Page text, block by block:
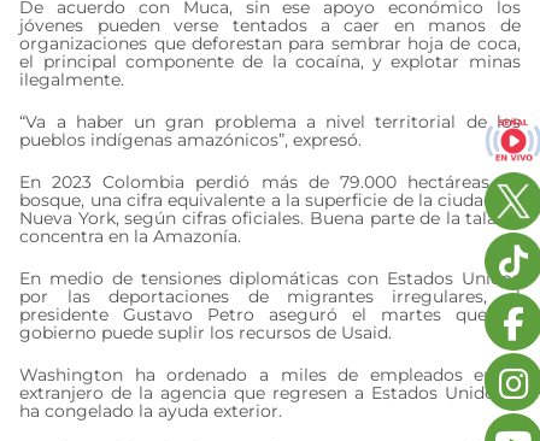
De acuerdo con Muca, sin ese apoyo económico los
jóvenes pueden verse tentados a caer en manos de
organizaciones que deforestan para sembrar hoja de coca,
el principal componente de la cocaína, y explotar minas
ilegalmente.
“Va a haber un gran problema a nivel territorial de los
pueblos indígenas amazónicos”, expresó.
En 2023 Colombia perdió más de 79.000 hectáreas de
bosque, una cifra equivalente a la superficie de la ciudad de
Nueva York, según cifras oficiales. Buena parte de la tala se
concentra en la Amazonía.
En medio de tensiones diplomáticas con Estados Unidos
por las deportaciones de migrantes irregulares, el
presidente Gustavo Petro aseguró el martes que su
gobierno puede suplir los recursos de Usaid.
Washington ha ordenado a miles de empleados en el
extranjero de la agencia que regresen a Estados Unidos y
ha congelado la ayuda exterior.